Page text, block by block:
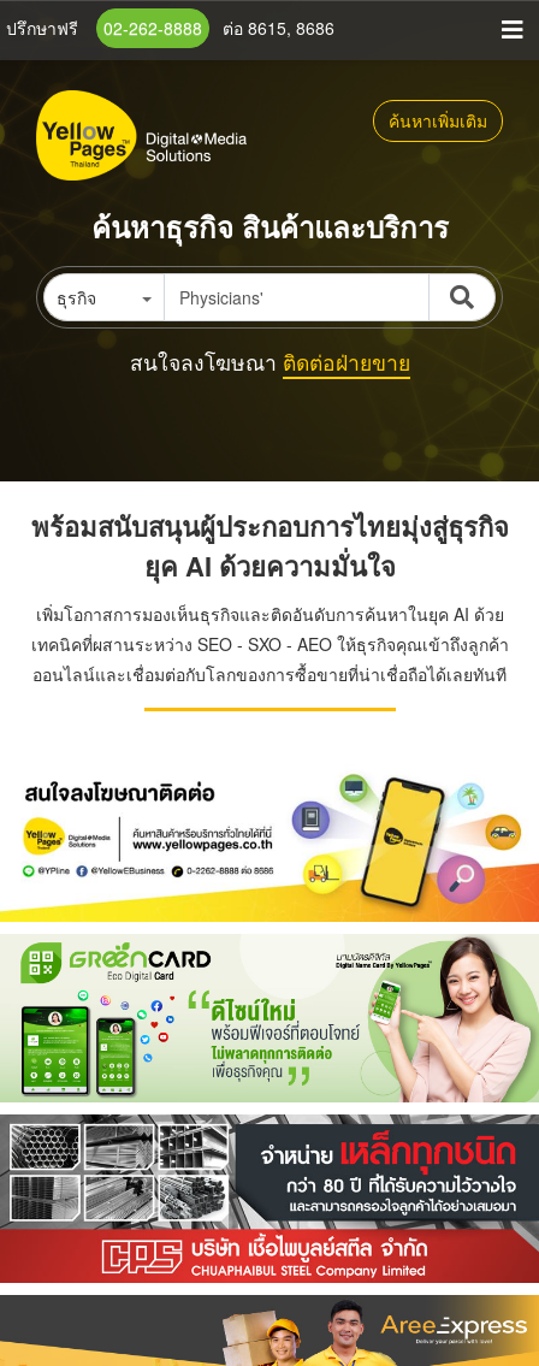
ข้าม
เนื้อหา
หลัก
ปรึกษาฟรี 02-262-8888 ต่อ 8615, 8686
ค้นหาเพิ่มเติม
ค้นหาธุรกิจ สินค้าและบริการ
ธุรกิจ
สนใจลงโฆษณา ติดต่อฝ่ายขาย
พร้อมสนับสนุนผู้ประกอบการไทยมุ่งสู่ธุรกิจ
ยุค AI ด้วยความมั่นใจ
เพิ่มโอกาสการมองเห็นธุรกิจและติดอันดับการค้นหาในยุค AI ด้วย
เทคนิคที่ผสานระหว่าง SEO - SXO - AEO ให้ธุรกิจคุณเข้าถึงลูกค้า
ออนไลน์และเชื่อมต่อกับโลกของการซื้อขายที่น่าเชื่อถือได้เลยทันที